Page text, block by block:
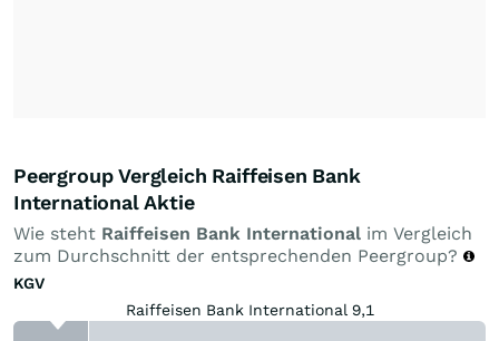
Peergroup Vergleich Raiffeisen Bank
International Aktie
Wie steht Raiffeisen Bank International im Vergleich
zum Durchschnitt der entsprechenden Peergroup?
KGV
Raiffeisen Bank International 9,1